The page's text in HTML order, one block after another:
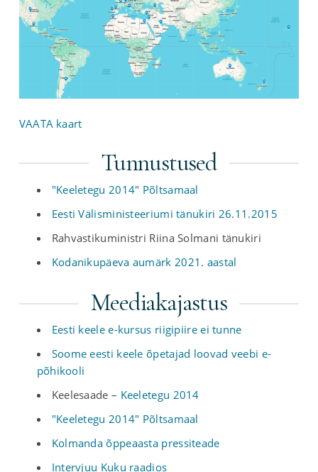
VAATA kaart
Tunnustused
"Keeletegu 2014" Põltsamaal
Eesti Välisministeeriumi tänukiri 26.11.2015
Rahvastikuministri Riina Solmani tänukiri
Kodanikupäeva aumärk 2021. aastal
Meediakajastus
Eesti keele e-kursus riigipiire ei tunne
Soome eesti keele õpetajad loovad veebi e-
põhikooli
Keelesaade – Keeletegu 2014
"Keeletegu 2014" Põltsamaal
Kolmanda õppeaasta pressiteade
Intervjuu Kuku raadios